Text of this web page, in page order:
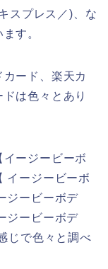
スプレス／)、な
す。
ード、楽天カ
は色々とあり
ージービーボ
ージービーボ
ービーボデ
ービーボデ
で色々と調べ